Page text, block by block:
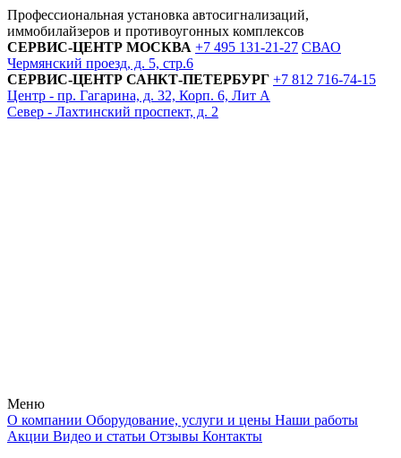
Профессиональная установка автосигнализаций,
иммобилайзеров и противоугонных комплексов
СЕРВИС-ЦЕНТР МОСКВА +7 495 131-21-27 СВАО
Чермянский проезд, д. 5, стр.6
СЕРВИС-ЦЕНТР САНКТ-ПЕТЕРБУРГ +7 812 716-74-15
Центр - пр. Гагарина, д. 32, Корп. 6, Лит А
Север - Лахтинский проспект, д. 2
Меню
О компании Оборудование, услуги и цены Наши работы
Акции Видео и статьи Отзывы Контакты